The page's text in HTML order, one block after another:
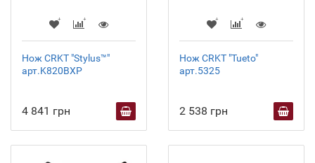
Нож CRKT "Stylus™"
арт.K820BXP
4 841 грн
Нож CRKT "Tueto"
арт.5325
2 538 грн